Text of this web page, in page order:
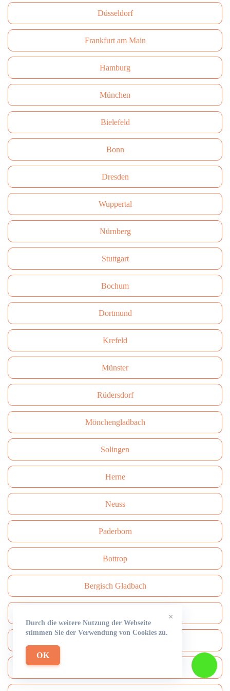
Düsseldorf
Frankfurt am Main
Hamburg
München
Bielefeld
Bonn
Dresden
Wuppertal
Nürnberg
Stuttgart
Bochum
Dortmund
Krefeld
Münster
Rüdersdorf
Mönchengladbach
Solingen
Herne
Neuss
Paderborn
Bottrop
Bergisch Gladbach
×
Durch die weitere Nutzung der Webseite
stimmen Sie der Verwendung von Cookies zu.
OK